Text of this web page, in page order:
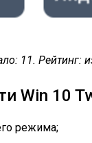
11. Рейтинг:
Win 10
режима;